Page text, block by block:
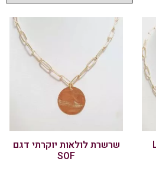
שרשרת לולאות יוקרתי דגם
SOF